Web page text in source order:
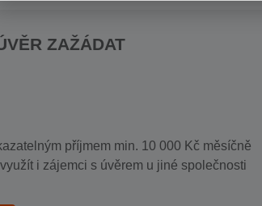
ZAŽÁDAT
příjmem min. 10 000 Kč měsíčně
i zájemci s úvěrem u jiné společnosti